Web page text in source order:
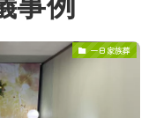
事例
一日家族葬